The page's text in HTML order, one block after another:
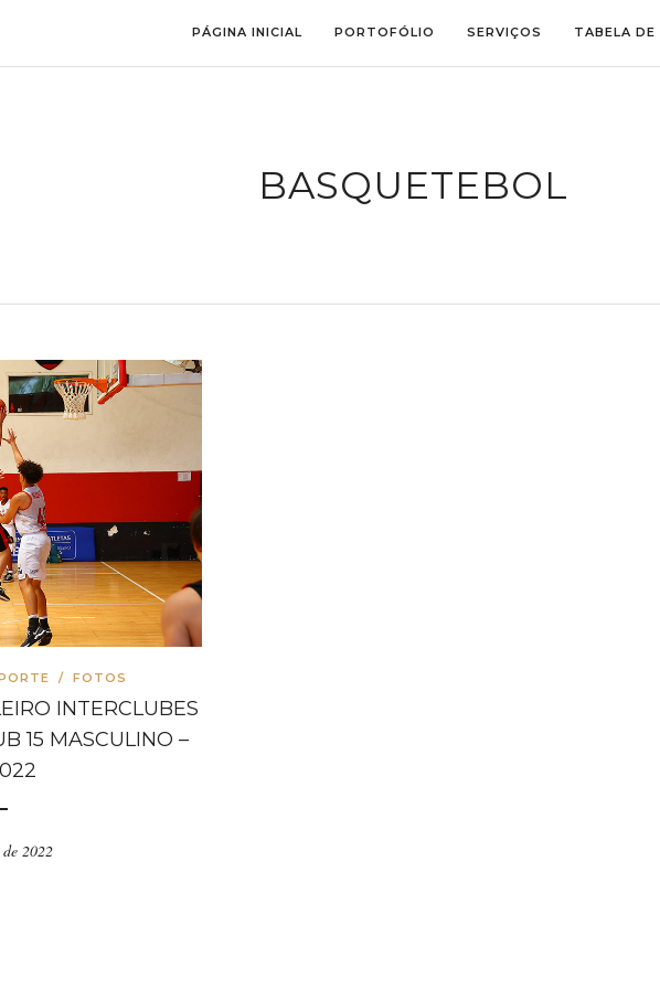
PÁGINA INICIAL PORTOFÓLIO SERVIÇOS TABELA DE
BASQUETEBOL
/ FOTOS
INTERCLUBES
15 MASCULINO –
2022